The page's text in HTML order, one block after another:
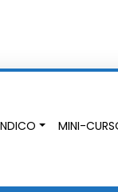
MINI-